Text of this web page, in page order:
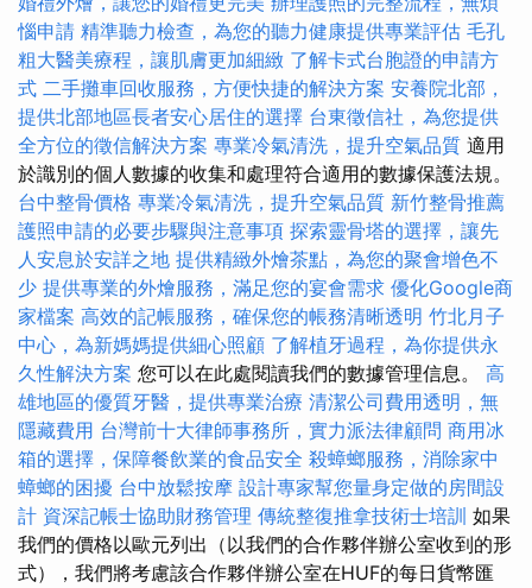
惱申請 精準聽力檢查，為您的聽力健康提供專業評估 毛孔
粗大醫美療程，讓肌膚更加細緻 了解卡式台胞證的申請方
式 二手攤車回收服務，方便快捷的解決方案 安養院北部，
提供北部地區長者安心居住的選擇 台東徵信社，為您提供
全方位的徵信解決方案 專業冷氣清洗，提升空氣品質 適用
於識別的個人數據的收集和處理符合適用的數據保護法規。
台中整骨價格 專業冷氣清洗，提升空氣品質 新竹整骨推薦
護照申請的必要步驟與注意事項 探索靈骨塔的選擇，讓先
人安息於安詳之地 提供精緻外燴茶點，為您的聚會增色不
少 提供專業的外燴服務，滿足您的宴會需求 優化Google商
家檔案 高效的記帳服務，確保您的帳務清晰透明 竹北月子
中心，為新媽媽提供細心照顧 了解植牙過程，為你提供永
久性解決方案 您可以在此處閱讀我們的數據管理信息。 高
雄地區的優質牙醫，提供專業治療 清潔公司費用透明，無
隱藏費用 台灣前十大律師事務所，實力派法律顧問 商用冰
箱的選擇，保障餐飲業的食品安全 殺蟑螂服務，消除家中
蟑螂的困擾 台中放鬆按摩 設計專家幫您量身定做的房間設
計 資深記帳士協助財務管理 傳統整復推拿技術士培訓 如果
我們的價格以歐元列出（以我們的合作夥伴辦公室收到的形
式），我們將考慮該合作夥伴辦公室在HUF的每日貨幣匯